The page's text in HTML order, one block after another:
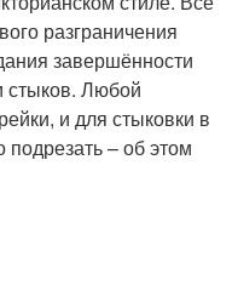
разграничения
завершённости
стыков. Любой
и для стыковки в
подрезать – об этом